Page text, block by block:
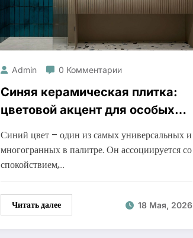
Admin 0 Комментарии
Синяя керамическая плитка:
цветовой акцент для особых
Синий цвет – один из самых универсальных и
многогранных в палитре. Он ассоциируется со
спокойствием,…
Читать далее 18 Мая, 2026